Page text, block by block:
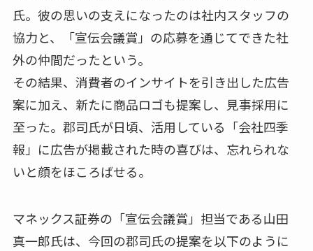
氏。彼の思いの支えになったのは社内スタッフの
協力と、「宣伝会議賞」の応募を通じてできた社
外の仲間だったという。
その結果、消費者のインサイトを引き出した広告
案に加え、新たに商品ロゴも提案し、見事採用に
至った。郡司氏が日頃、活用している「会社四季
報」に広告が掲載された時の喜びは、忘れられな
いと顔をほころばせる。
マネックス証券の「宣伝会議賞」担当である山田
真一郎氏は、今回の郡司氏の提案を以下のように